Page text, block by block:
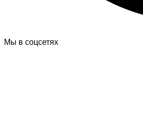
Мы в соцсетях